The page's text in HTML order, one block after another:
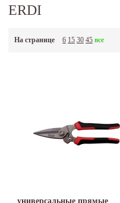
ERDI
На странице 6 15 30 45 все
универсальные прямые